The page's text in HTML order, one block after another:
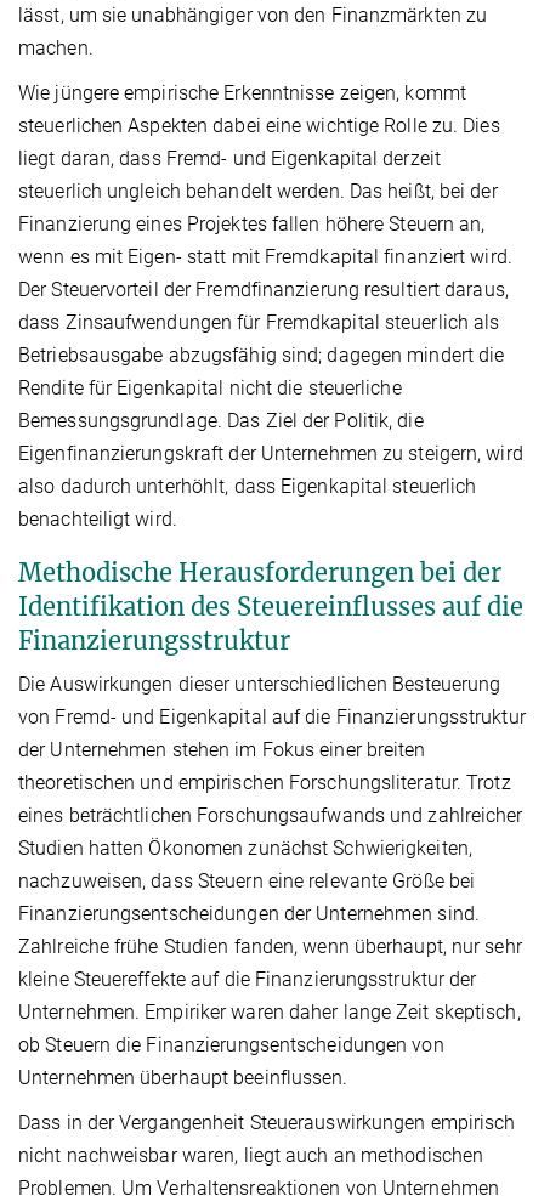
lässt, um sie unabhängiger von den Finanzmärkten zu
machen.
Wie jüngere empirische Erkenntnisse zeigen, kommt
steuerlichen Aspekten dabei eine wichtige Rolle zu. Dies
liegt daran, dass Fremd- und Eigenkapital derzeit
steuerlich ungleich behandelt werden. Das heißt, bei der
Finanzierung eines Projektes fallen höhere Steuern an,
wenn es mit Eigen- statt mit Fremdkapital finanziert wird.
Der Steuervorteil der Fremd­finanzierung resultiert daraus,
dass Zinsaufwendungen für Fremdkapital steuerlich als
Betriebsausgabe abzugsfähig sind; dagegen mindert die
Rendite für Eigenkapital nicht die steuerliche
Bemessungsgrundlage. Das Ziel der Politik, die
Eigenfinanzierungskraft der Unternehmen zu steigern, wird
also dadurch unterhöhlt, dass Eigenkapital steuerlich
benachteiligt wird.
Methodische Herausforderungen bei der
Identifikation des Steuereinflusses auf die
Finanzierungsstruktur
Die Auswirkungen dieser unterschiedlichen Besteuerung
von Fremd- und Eigenkapital auf die Finanzierungsstruktur
der Unternehmen stehen im Fokus einer breiten
theoretischen und empirischen Forschungsliteratur. Trotz
eines beträchtlichen Forschungsaufwands und zahlreicher
Studien hatten Ökonomen zunächst Schwierigkeiten,
nachzuweisen, dass Steuern eine relevante Größe bei
Finanzierungsentscheidungen der Unternehmen sind.
Zahlreiche frühe Studien fanden, wenn überhaupt, nur sehr
kleine Steuereffekte auf die Finanzierungsstruktur der
Unternehmen. Empiriker waren daher lange Zeit skeptisch,
ob Steuern die Finanzierungsentscheidungen von
Unternehmen überhaupt beeinflussen.
Dass in der Vergangenheit Steuerauswirkungen empirisch
nicht nachweisbar waren, liegt auch an methodischen
Problemen. Um Verhaltensreaktionen von Unternehmen